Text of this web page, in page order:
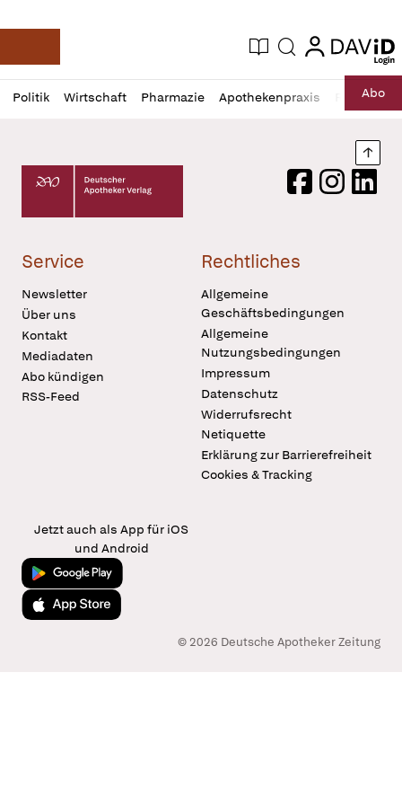
Deutsche Apotheker Zeitung
Aktuelle Ausgabe
Suche login
login
Politik Wirtschaft Pharmazie Apothekenpraxis RechtAbo
Profil
öffnen
Daz
Pur
Deutscher Apotheker Verlag Logo
FacebookInstagram
Service
Newsletter
Über uns
Kontakt
Mediadaten
Abo kündigen
RSS-Feed
Rechtliches
Allgemeine
Geschäftsbedingungen
Allgemeine
Nutzungsbedingungen
Impressum
Datenschutz
Widerrufsrecht
Netiquette
Erklärung zur Barrierefreiheit
Cookies & Tracking
Jetzt auch als App für iOS
und Android
Jetzt bei Google Play
Laden im App Store
© 2026 Deutsche Apotheker Zeitung